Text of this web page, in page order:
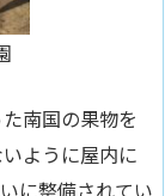
南国の果物を
ように屋内に